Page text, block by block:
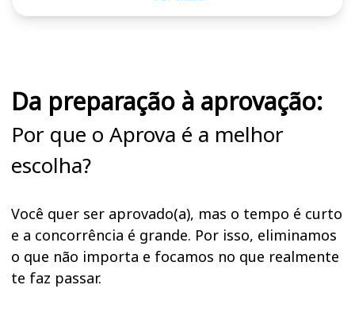
Da preparação à aprovação:
Por que o Aprova é a melhor
escolha?
Você quer ser aprovado(a), mas o tempo é curto
e a concorrência é grande. Por isso, eliminamos
o que não importa e focamos no que realmente
te faz passar.